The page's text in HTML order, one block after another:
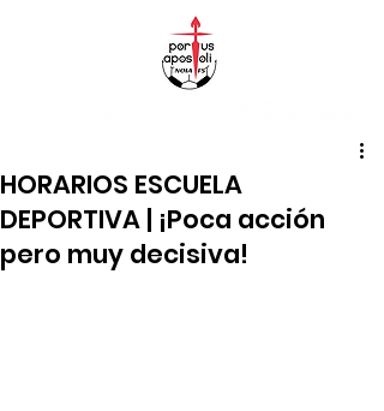
HORARIOS ESCUELA
DEPORTIVA | ¡Poca acción
pero muy decisiva!